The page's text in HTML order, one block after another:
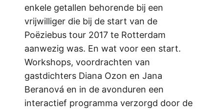
enkele getallen behorende bij een
vrijwilliger die bij de start van de
Poëziebus tour 2017 te Rotterdam
aanwezig was. En wat voor een start.
Workshops, voordrachten van
gastdichters Diana Ozon en Jana
Beranová en in de avonduren een
interactief programma verzorgd door de